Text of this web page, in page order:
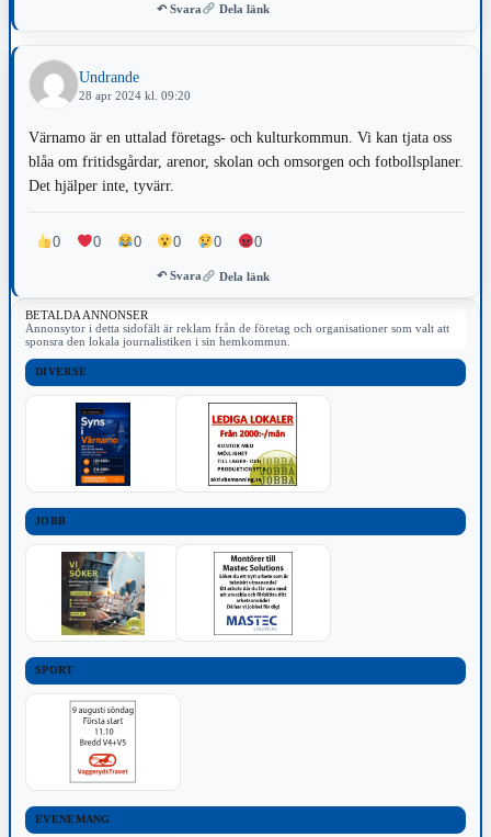
↶ Svara Dela länk
Undrande
28 apr 2024 kl. 09:20
Värnamo är en uttalad företags- och kulturkommun. Vi kan tjata oss
blåa om fritidsgårdar, arenor, skolan och omsorgen och fotbollsplaner.
Det hjälper inte, tyvärr.
0 0 0 0 0 0
↶ Svara Dela länk
BETALDA ANNONSER
Annonsytor i detta sidofält är reklam från de företag och organisationer som valt att
sponsra den lokala journalistiken i sin hemkommun.
DIVERSE
JOBB
SPORT
EVENEMANG